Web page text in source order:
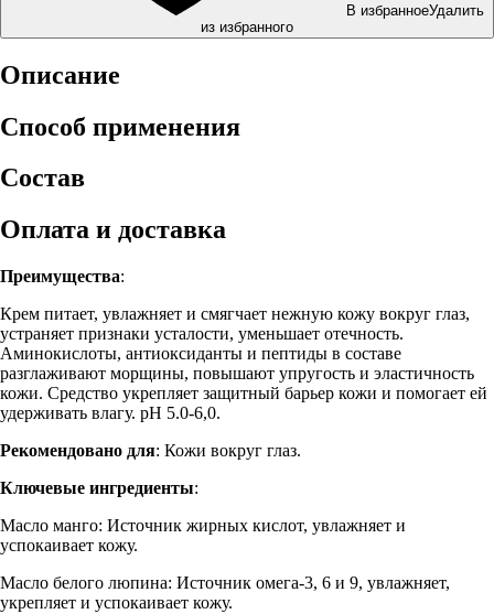
В избранноеУдалить
из избранного
Описание
Способ применения
Состав
Оплата и доставка
Преимущества:
Крем питает, увлажняет и смягчает нежную кожу вокруг глаз,
устраняет признаки усталости, уменьшает отечность.
Аминокислоты, антиоксиданты и пептиды в составе
разглаживают морщины, повышают упругость и эластичность
кожи. Средство укрепляет защитный барьер кожи и помогает ей
удерживать влагу. pH 5.0-6,0.
Рекомендовано для: Кожи вокруг глаз.
Ключевые ингредиенты:
Масло манго: Источник жирных кислот, увлажняет и
успокаивает кожу.
Масло белого люпина: Источник омега-3, 6 и 9, увлажняет,
укрепляет и успокаивает кожу.